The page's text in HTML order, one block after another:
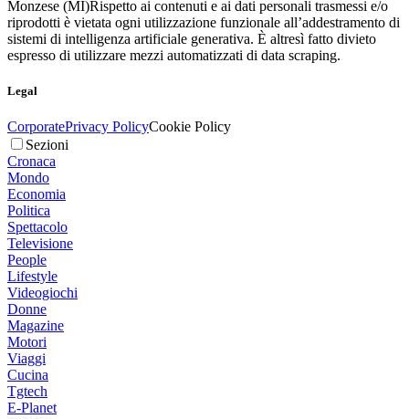
Monzese (MI)Rispetto ai contenuti e ai dati personali trasmessi e/o
riprodotti è vietata ogni utilizzazione funzionale all’addestramento di
sistemi di intelligenza artificiale generativa. È altresì fatto divieto
espresso di utilizzare mezzi automatizzati di data scraping.
Legal
CorporatePrivacy PolicyCookie Policy
Sezioni
Cronaca
Mondo
Economia
Politica
Spettacolo
Televisione
People
Lifestyle
Videogiochi
Donne
Magazine
Motori
Viaggi
Cucina
Tgtech
E-Planet